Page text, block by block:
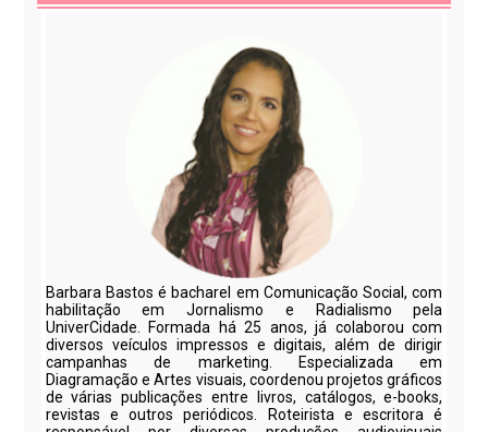
Barbara Bastos é bacharel em Comunicação Social, com
habilitação em Jornalismo e Radialismo pela
UniverCidade. Formada há 25 anos, já colaborou com
diversos veículos impressos e digitais, além de dirigir
campanhas de marketing. Especializada em
Diagramação e Artes visuais, coordenou projetos gráficos
de várias publicações entre livros, catálogos, e-books,
revistas e outros periódicos. Roteirista e escritora é